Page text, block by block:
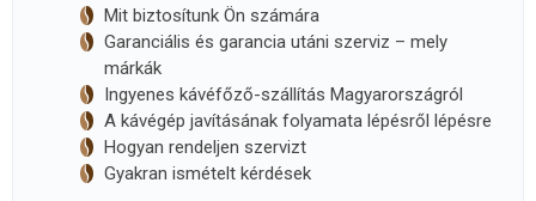
Mit biztosítunk Ön számára
Garanciális és garancia utáni szerviz – mely
márkák
Ingyenes kávéfőző-szállítás Magyarországról
A kávégép javításának folyamata lépésről lépésre
Hogyan rendeljen szervizt
Gyakran ismételt kérdések